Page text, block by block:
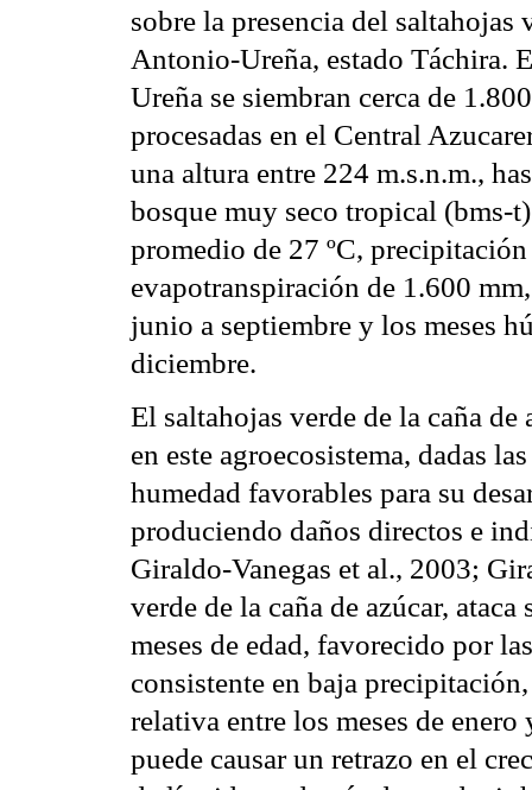
sobre la presencia del saltahojas
Antonio-Ureña, estado Táchira.
Ureña se siembran cerca de
procesadas en el Central
una altura entre 224 m.s.n.m.,
bosque muy seco tropical (bms-
promedio de 27 ºC,
evapotranspiración de 1.600
junio a septiembre y los meses
diciembre.
El saltahojas verde de la caña
en este agroecosistema, dadas
humedad favorables para su
produciendo daños directos e
Giraldo-Vanegas et al., 2003;
verde de la caña de azúcar,
meses de edad, favorecido por
consistente en baja
relativa entre los meses de
puede causar un retrazo en el